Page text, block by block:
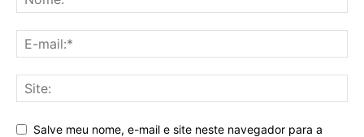
Salve meu nome, e-mail e site neste navegador para a